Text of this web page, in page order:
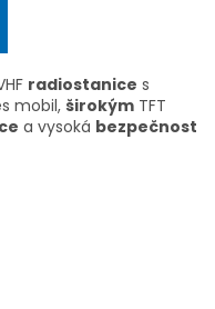
radiostanice s
mobil, širokým TFT
a vysoká bezpečnost